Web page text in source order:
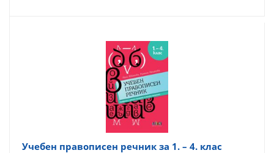
Учебен правописен речник за 1. – 4. клас